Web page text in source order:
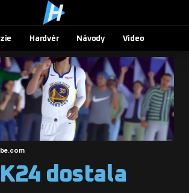
Hardvér Návody Video
dostala